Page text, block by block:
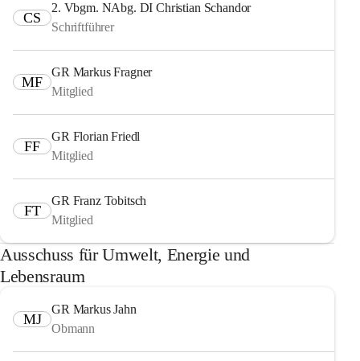
CS
2. Vbgm. NAbg. DI Christian Schandor
Schriftführer
MF
GR Markus Fragner
Mitglied
FF
GR Florian Friedl
Mitglied
FT
GR Franz Tobitsch
Mitglied
Ausschuss für Umwelt, Energie und
Lebensraum
MJ
GR Markus Jahn
Obmann